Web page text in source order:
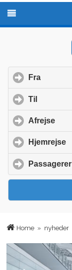
Home » nyheder